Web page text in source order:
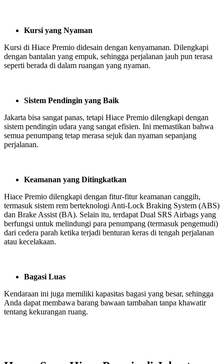
Kursi yang Nyaman
Kursi di Hiace Premio didesain dengan kenyamanan. Dilengkapi
dengan bantalan yang empuk, sehingga perjalanan jauh pun terasa
seperti berada di dalam ruangan yang nyaman.
Sistem Pendingin yang Baik
Jakarta bisa sangat panas, tetapi Hiace Premio dilengkapi dengan
sistem pendingin udara yang sangat efisien. Ini memastikan bahwa
semua penumpang tetap merasa sejuk dan nyaman sepanjang
perjalanan.
Keamanan yang Ditingkatkan
Hiace Premio dilengkapi dengan fitur-fitur keamanan canggih,
termasuk sistem rem berteknologi Anti-Lock Braking System (ABS)
dan Brake Assist (BA). Selain itu, terdapat Dual SRS Airbags yang
berfungsi untuk melindungi para penumpang (termasuk pengemudi)
dari cedera parah ketika terjadi benturan keras di tengah perjalanan
atau kecelakaan.
Bagasi Luas
Kendaraan ini juga memiliki kapasitas bagasi yang besar, sehingga
Anda dapat membawa barang bawaan tambahan tanpa khawatir
tentang kekurangan ruang.